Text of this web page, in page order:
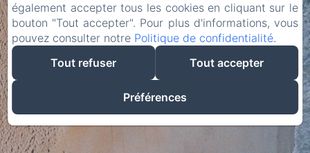
également accepter tous les cookies en cliquant sur le
bouton "Tout accepter". Pour plus d'informations, vous
pouvez consulter notre Politique de confidentialité.
Tout refuser
Tout accepter
Préférences